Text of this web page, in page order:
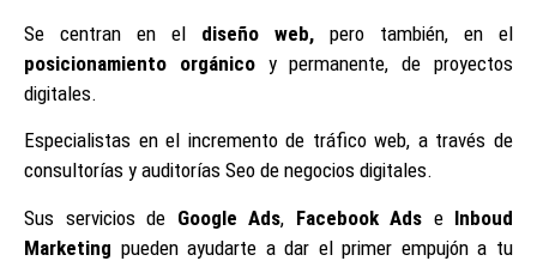
Se centran en el diseño web, pero también, en el
posicionamiento orgánicoy permanente, de proyectos
digitales.
Especialistas en el incremento de tráfico web, a través de
consultorías y auditorías Seo de negocios digitales.
Sus servicios de Google Ads, Facebook Ads e Inboud
Marketing pueden ayudarte a dar el primer empujón a tu